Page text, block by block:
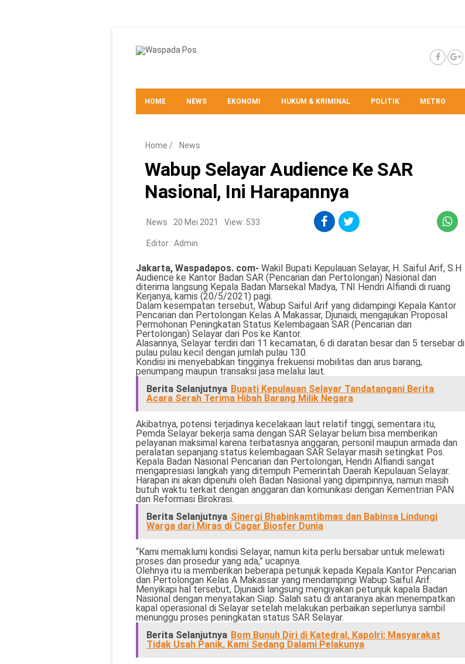
HOME NEWS EKONOMI HUKUM & KRIMINAL POLITIK METRO
Home / News
Wabup Selayar Audience Ke SAR
Nasional, Ini Harapannya
News 20 Mei 2021 View: 533
Editor : Admin
Jakarta, Waspadapos. com- Wakil Bupati Kepulauan Selayar, H. Saiful Arif, S.H
Audience ke Kantor Badan SAR (Pencarian dan Pertolongan) Nasional dan
diterima langsung Kepala Badan Marsekal Madya, TNI Hendri Alfiandi di ruang
Kerjanya, kamis (20/5/2021) pagi.
Dalam kesempatan tersebut, Wabup Saiful Arif yang didampingi Kepala Kantor
Pencarian dan Pertolongan Kelas A Makassar, Djunaidi, mengajukan Proposal
Permohonan Peningkatan Status Kelembagaan SAR (Pencarian dan
Pertolongan) Selayar dari Pos ke Kantor.
Alasannya, Selayar terdiri dari 11 kecamatan, 6 di daratan besar dan 5 tersebar di
pulau pulau kecil dengan jumlah pulau 130.
Kondisi ini menyebabkan tingginya frekuensi mobilitas dan arus barang,
penumpang maupun transaksi jasa melalui laut.
Berita Selanjutnya Bupati Kepulauan Selayar Tandatangani Berita
Acara Serah Terima Hibah Barang Milik Negara
Akibatnya, potensi terjadinya kecelakaan laut relatif tinggi, sementara itu,
Pemda Selayar bekerja sama dengan SAR Selayar belum bisa memberikan
pelayanan maksimal karena terbatasnya anggaran, personil maupun armada dan
peralatan sepanjang status kelembagaan SAR Selayar masih setingkat Pos.
Kepala Badan Nasional Pencarian dan Pertolongan, Hendri Alfiandi sangat
mengapresiasi langkah yang ditempuh Pemerintah Daerah Kepulauan Selayar.
Harapan ini akan dipenuhi oleh Badan Nasional yang dipimpinnya, namun masih
butuh waktu terkait dengan anggaran dan komunikasi dengan Kementrian PAN
dan Reformasi Birokrasi.
Berita Selanjutnya Sinergi Bhabinkamtibmas dan Babinsa Lindungi
Warga dari Miras di Cagar Biosfer Dunia
“Kami memaklumi kondisi Selayar, namun kita perlu bersabar untuk melewati
proses dan prosedur yang ada,” ucapnya.
Olehnya itu ia memberikan beberapa petunjuk kepada Kepala Kantor Pencarian
dan Pertolongan Kelas A Makassar yang mendampingi Wabup Saiful Arif.
Menyikapi hal tersebut, Djunaidi langsung mengiyakan petunjuk kapala Badan
Nasional dengan menyatakan Siap. Salah satu di antaranya akan menempatkan
kapal operasional di Selayar setelah melakukan perbaikan seperlunya sambil
menunggu proses peningkatan status SAR Selayar.
Berita Selanjutnya Bom Bunuh Diri di Katedral, Kapolri: Masyarakat
Tidak Usah Panik, Kami Sedang Dalami Pelakunya